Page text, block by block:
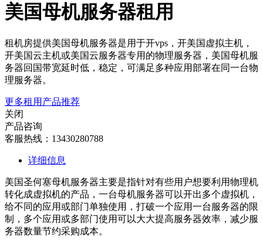
美国母机服务器租用
租机房提供美国母机服务器是用于开vps，开美国虚拟主机，
开美国云主机或美国云服务器专用的物理服务器，美国母机服
务器回国带宽延时低，稳定，可满足多种应用部署在同一台物
理服务器。
更多租用产品推荐
关闭
产品咨询
客服热线：13430280788
详细信息
美国圣何塞母机服务器主要是指针对有些用户想要利用物理机
转化成虚拟机的产品，一台母机服务器可以开出多个虚拟机，
给不同的应用或部门单独使用，打破一个应用一台服务器的限
制，多个应用或多部门使用可以大大提高服务器效率，减少服
务器数量节约采购成本。